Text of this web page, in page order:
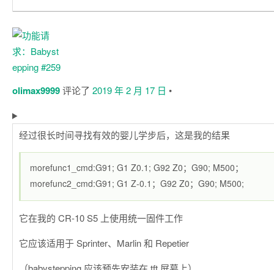
olimax9999评论了 2019 年 2 月 17 日 •
经过很长时间寻找有效的婴儿学步后，这是我的结果
morefunc1_cmd:G91; G1 Z0.1; G92 Z0；G90; M500；
morefunc2_cmd:G91; G1 Z-0.1；G92 Z0；G90; M500;
它在我的 CR-10 S5 上使用统一固件工作
它应该适用于 Sprinter、Marlin 和 Repetier